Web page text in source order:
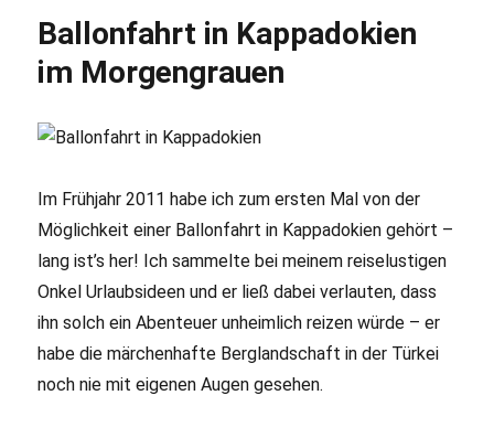
Ballonfahrt in Kappadokien
im Morgengrauen
Im Frühjahr 2011 habe ich zum ersten Mal von der
Möglichkeit einer Ballonfahrt in Kappadokien gehört –
lang ist’s her! Ich sammelte bei meinem reiselustigen
Onkel Urlaubsideen und er ließ dabei verlauten, dass
ihn solch ein Abenteuer unheimlich reizen würde – er
habe die märchenhafte Berglandschaft in der Türkei
noch nie mit eigenen Augen gesehen.